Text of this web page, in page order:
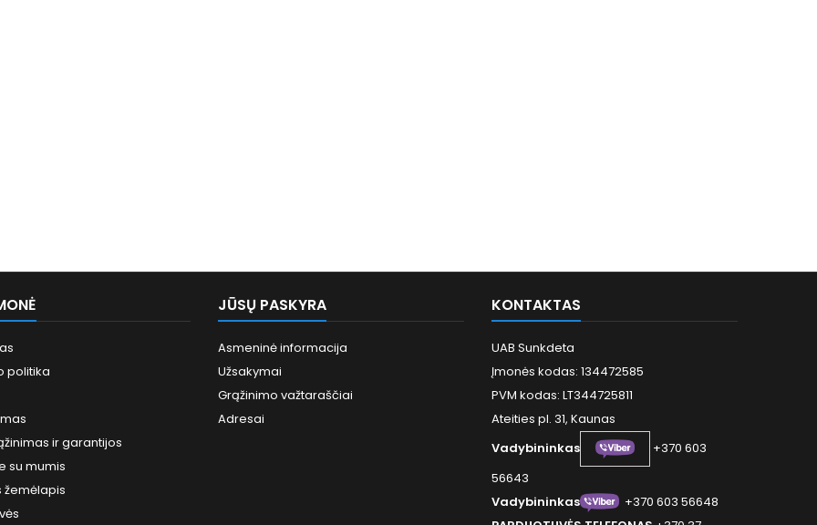
politika
ir garantijos
su mumis
žemėlapis
JŪSŲ PASKYRA
Asmeninė informacija
Užsakymai
Grąžinimo važtaraščiai
Adresai
KONTAKTAS
UAB Sunkdeta
Įmonės kodas: 134472585
PVM kodas: LT344725811
Ateities pl. 31, Kaunas
Vadybininkas
+370 603
56643
Vadybininkas
+370 603 56648